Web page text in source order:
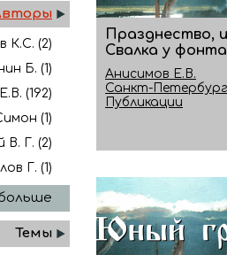
К.С. (2)
Б. (1)
(192)
(1)
В. Г. (2)
Г. (1)
Темы
Празднество,
Свалка у
Анисимов Е.В.
Санкт-Петербург
Публикации